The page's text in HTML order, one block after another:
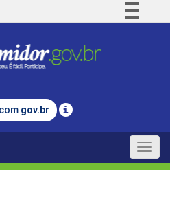
Comunica BR
Legislação
gov.br
Toggle